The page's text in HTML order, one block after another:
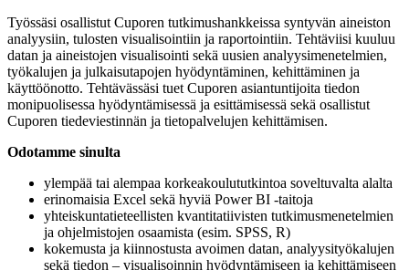
Työssäsi osallistut Cuporen tutkimushankkeissa syntyvän aineiston
analyysiin, tulosten visualisointiin ja raportointiin. Tehtäviisi kuuluu
datan ja aineistojen visualisointi sekä uusien analyysimenetelmien,
työkalujen ja julkaisutapojen hyödyntäminen, kehittäminen ja
käyttöönotto. Tehtävässäsi tuet Cuporen asiantuntijoita tiedon
monipuolisessa hyödyntämisessä ja esittämisessä sekä osallistut
Cuporen tiedeviestinnän ja tietopalvelujen kehittämisen.
Odotamme sinulta
ylempää tai alempaa korkeakoulututkintoa soveltuvalta alalta
erinomaisia Excel sekä hyviä Power BI -taitoja
yhteiskuntatieteellisten kvantitatiivisten tutkimusmenetelmien
ja ohjelmistojen osaamista (esim. SPSS, R)
kokemusta ja kiinnostusta avoimen datan, analyysityökalujen
sekä tiedon – visualisoinnin hyödyntämiseen ja kehittämiseen